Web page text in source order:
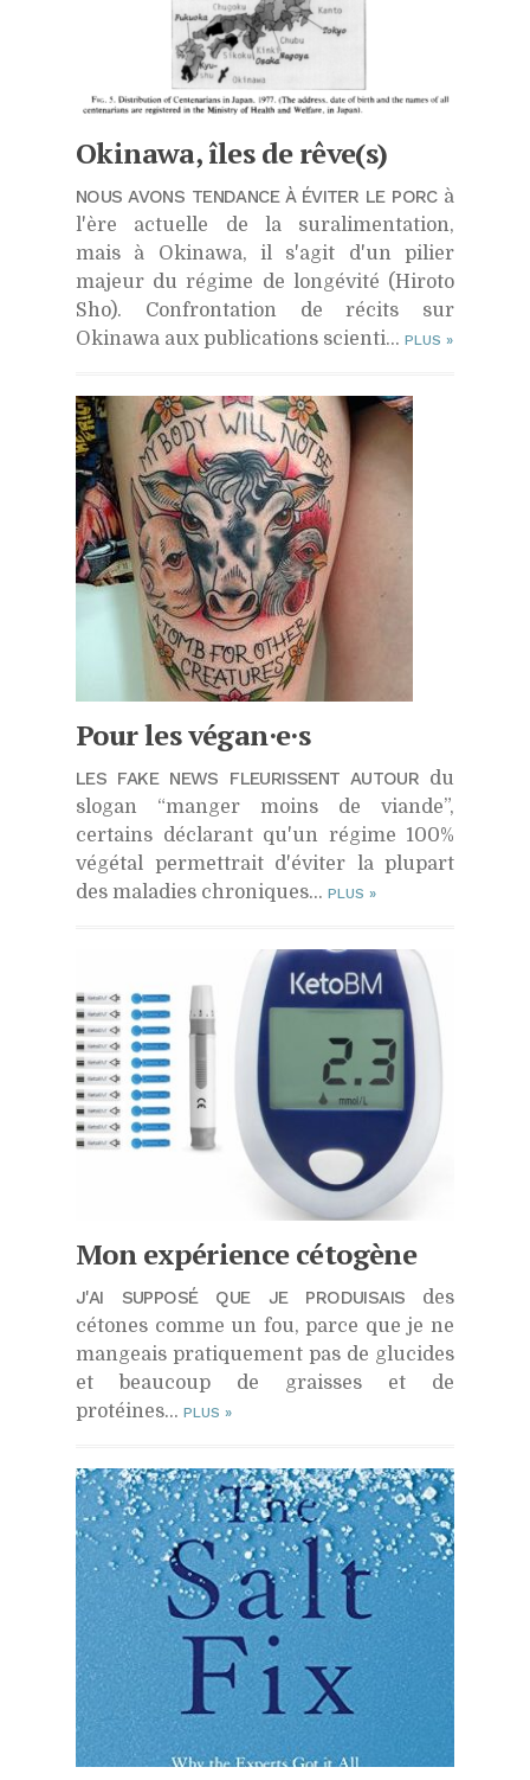
Okinawa, îles de rêve(s)
NOUS AVONS TENDANCE À ÉVITER LE PORCà
l'ère actuelle de la suralimentation,
mais à Okinawa, il s'agit d'un pilier
majeur du régime de longévité (Hiroto
Sho). Confrontation de récits sur
Okinawa aux publications scienti... PLUS »
Pour les végan·e·s
LES FAKE NEWS FLEURISSENT AUTOUR du
slogan “manger moins de viande”,
certains déclarant qu'un régime 100%
végétal permettrait d'éviter la plupart
des maladies chroniques… PLUS »
Mon expérience cétogène
J'AI SUPPOSÉ QUE JE PRODUISAIS des
cétones comme un fou, parce que je ne
mangeais pratiquement pas de glucides
et beaucoup de graisses et de
protéines… PLUS »